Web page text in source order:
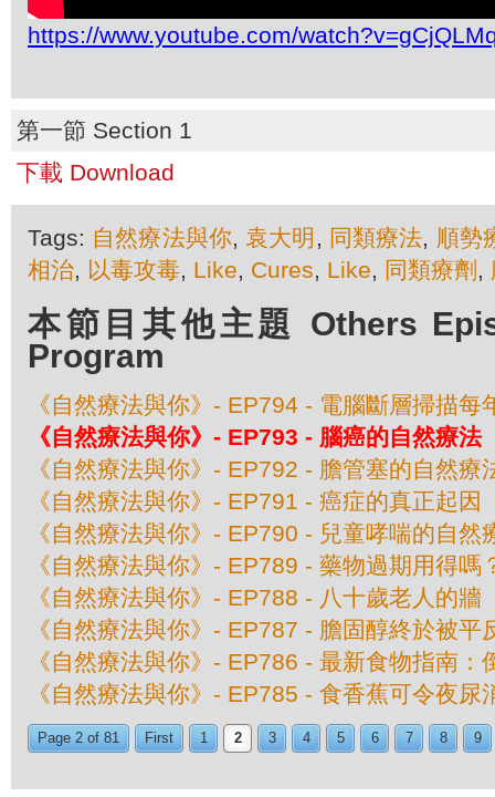
https://www.youtube.com/
第一節 Section 1
下載 Download
Tags: 自然療法與你,袁大明 , 同類療法, 順勢
相治, 以毒攻毒, Like, Cures, Like, 同類療劑 ,
本節目其他主題 Others
Program
《自然療法與你》- EP794 - 電腦斷層掃描每
《自然療法與你》- EP793 - 腦癌的自然療法
《自然療法與你》- EP792 - 膽管塞的自然療
《自然療法與你》- EP791 - 癌症的真正起因
《自然療法與你》- EP790 - 兒童哮喘的自然
《自然療法與你》- EP789 - 藥物過期用得嗎
《自然療法與你》- EP788 - 八十歲老人的牆
《自然療法與你》- EP787 - 膽固醇終於被平
《自然療法與你》- EP786 - 最新食物指南：
《自然療法與你》- EP785 - 食香蕉可令夜尿
Page 2 of 81 First 1 2 3 4 5 6 7 8 9